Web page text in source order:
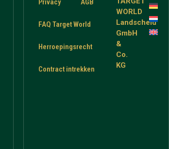
Privacy AGB
FAQ Target World
Herroepingsrecht
Contract intrekken
WORLD
Landscheid
GmbH
&
Co.
KG